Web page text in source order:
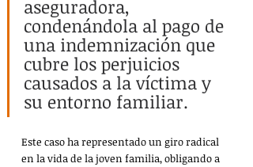
aseguradora,
condenándola al pago de
una indemnización que
cubre los perjuicios
causados a la víctima y
su entorno familiar.
Este caso ha representado un giro radical
en la vida de la joven familia, obligando a